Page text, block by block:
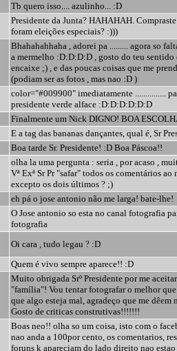
Tb quero isso.... azulinho... :D
Presidente da Junta? HAHAHAH.
foram eleições especiais? :)))
Bhahahahhaha , adorei pa ......... agora so
a mermelho :D:D:D:D , gosto do teu sentido
encaixe ;) , e das poucas coisas que me
(podiam ser as fotos , mas nao :D )
color="#009900" imediatamente ...............
presidente verde alface :D:D:D:D:D:D
Finalmente um Nick DIGNO! BOA
E a tag das bananas dançantes, qual é, Sr
Boa tarde Sr. Presidente! :D Boa Páscoa!!
olha la uma pergunta : seria , por acaso ,
Vª Exª Sr Pr "safar" todos os comentários ao
excepto os dois últimos ? ;)
eh pá o jose antonio não me larga! bate-lhe!
O Jose antonio so esta no canal fotografia
fotografia
Oi cara , tudo legau ? :D
Quem é vivo sempre aparece!! :D
Muito obrigada Srº Presidente por me
"família"! Vou tentar fotografar o melhor que
que algo esteja mal, agradeço que me dêem
Gosto de criticas construtivas!!!!!!!
Boas neo!! olha so um coisa, isto com o
nao anda a 100por cento, os comentarios,
foruns k apareciam do lado direito nao